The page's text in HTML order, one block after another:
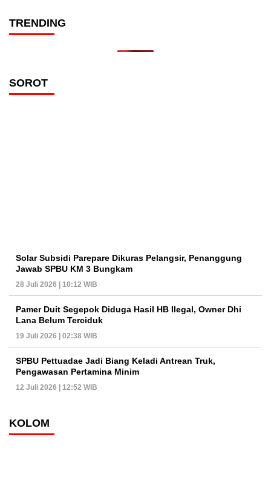
TRENDING
SOROT
Solar Subsidi Parepare Dikuras Pelangsir, Penanggung
Jawab SPBU KM 3 Bungkam
28 Juli 2026 | 10:12 WIB
Pamer Duit Segepok Diduga Hasil HB Ilegal, Owner Dhi
Lana Belum Terciduk
19 Juli 2026 | 02:38 WIB
SPBU Pettuadae Jadi Biang Keladi Antrean Truk,
Pengawasan Pertamina Minim
12 Juli 2026 | 12:52 WIB
KOLOM